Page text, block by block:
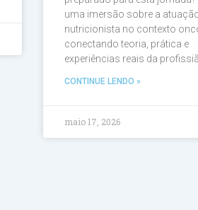
uma imersão sobre a
nutricionista no contexto
conectando teoria, prática e
experiências reais da
CONTINUE LENDO »
maio 17, 2026